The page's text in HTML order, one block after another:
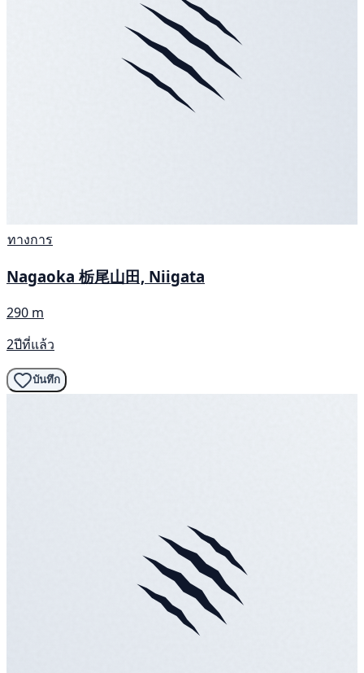
ทางการ
Nagaoka 栃尾山田, Niigata
290 m
2ปีที่แล้ว
บันทึก